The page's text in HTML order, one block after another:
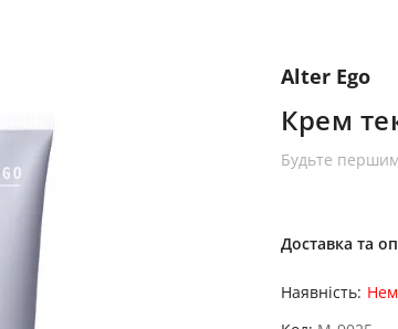
Alter Ego
Крем
Будьте
Доставка та
Наявність: